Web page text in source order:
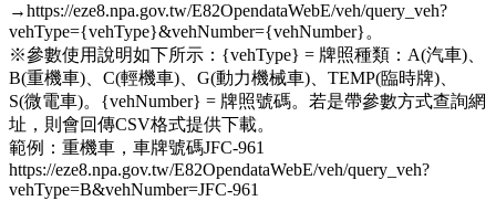
→https://eze8.npa.gov.tw/E82OpendataWebE/veh/query_veh?
vehType={vehType}&vehNumber={vehNumber}。
※參數使用說明如下所示：{vehType} = 牌照種類：A(汽車)、
B(重機車)、C(輕機車)、G(動力機械車)、TEMP(臨時牌)、
S(微電車)。{vehNumber} = 牌照號碼。若是帶參數方式查詢網
址，則會回傳CSV格式提供下載。
範例：重機車，車牌號碼JFC-961
https://eze8.npa.gov.tw/E82OpendataWebE/veh/query_veh?
vehType=B&vehNumber=JFC-961